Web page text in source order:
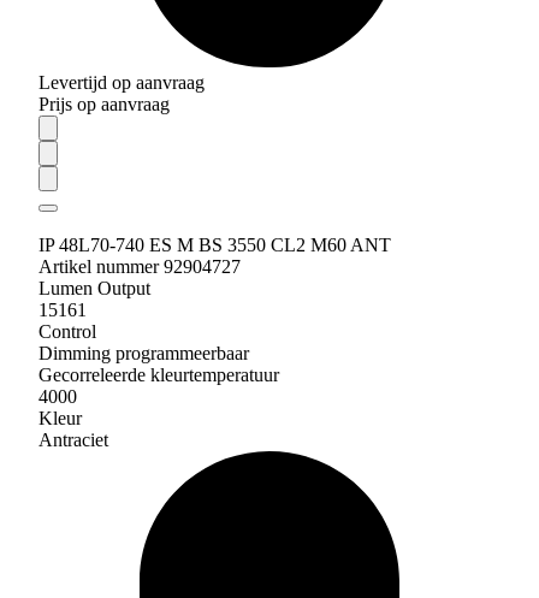
Levertijd op aanvraag
Prijs op aanvraag
IP 48L70-740 ES M BS 3550 CL2 M60 ANT
Artikel nummer 92904727
Lumen Output
15161
Control
Dimming programmeerbaar
Gecorreleerde kleurtemperatuur
4000
Kleur
Antraciet